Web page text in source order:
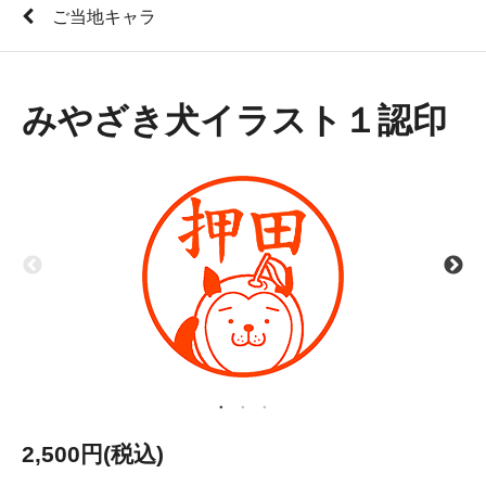
ご当地キャラ
みやざき犬イラスト１認印
2,500円(税込)